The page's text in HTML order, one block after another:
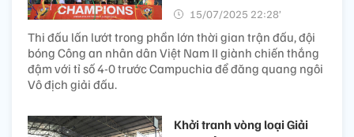
15/07/2025 22:28’
Thi đấu lấn lướt trong phần lớn thời gian trận đấu, đội
bóng Công an nhân dân Việt Nam II giành chiến thắng
đậm với tỉ số 4-0 trước Campuchia để đăng quang ngôi
Vô địch giải đấu.
Khởi tranh vòng loại Giải